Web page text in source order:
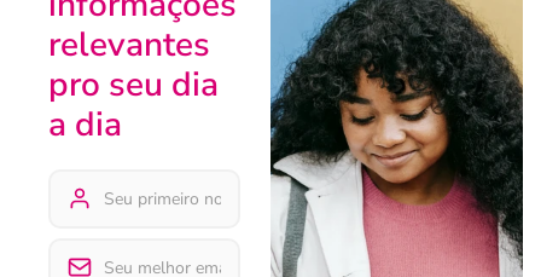
relevantes
pro seu dia
a dia